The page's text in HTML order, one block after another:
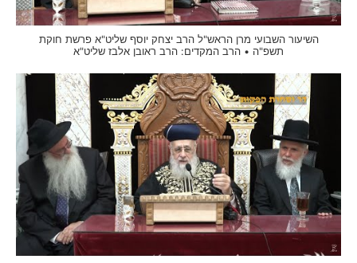
השיעור השבועי מרן הראש"ל הרב יצחק יוסף שליט"א פרשת חוקת
תשפ"ה • הרב המקדים: הרב ראובן אלבז שליט"א